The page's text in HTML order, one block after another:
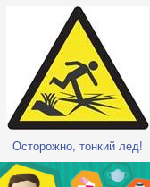
Осторожно, тонкий лед!